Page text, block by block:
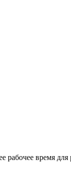
время